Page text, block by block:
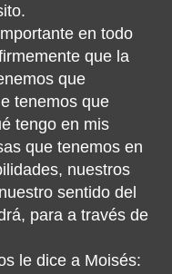
en todo
que la
que
tenemos que
tengo en mis
que tenemos en
nuestros
sentido del
para a través de
le dice a Moisés: